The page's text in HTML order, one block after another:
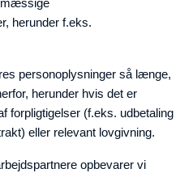
herunder f.eks.
personoplysninger så længe,
herunder hvis det er
forpligtigelser (f.eks. udbetaling
eller relevant lovgivning.
opbevarer vi